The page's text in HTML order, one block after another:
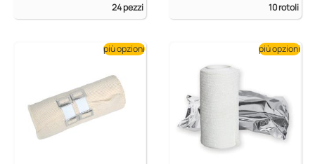
24 pezzi
10 rotoli
più opzioni più opzioni